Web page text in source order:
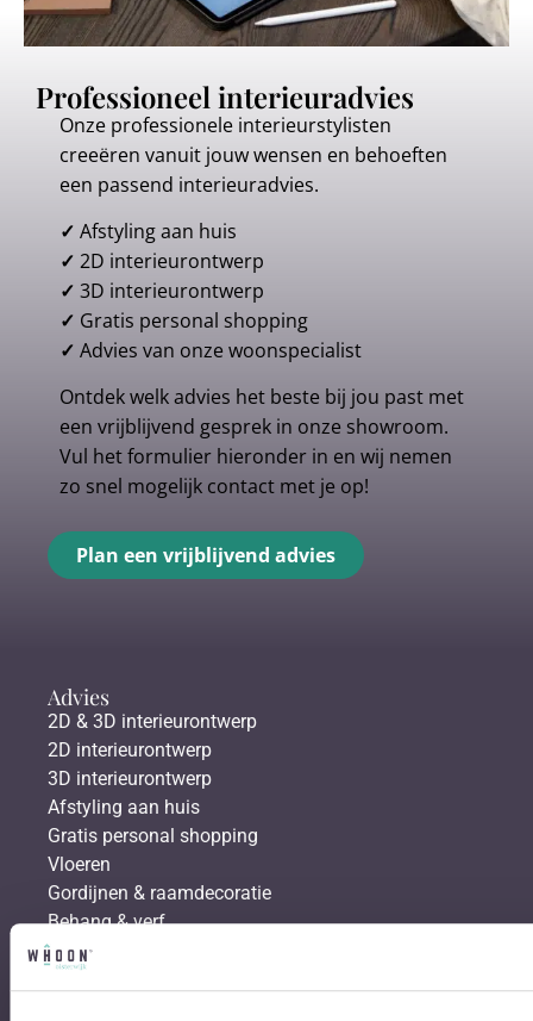
Professioneel interieuradvies
Onze professionele interieurstylisten
creeëren vanuit jouw wensen en behoeften
een passend interieuradvies.
✓ Afstyling aan huis
✓ 2D interieurontwerp
✓ 3D interieurontwerp
✓ Gratis personal shopping
✓ Advies van onze woonspecialist
Ontdek welk advies het beste bij jou past met
een vrijblijvend gesprek in onze showroom.
Vul het formulier hieronder in en wij nemen
zo snel mogelijk contact met je op!
Plan een vrijblijvend advies
Advies
2D & 3D interieurontwerp
2D interieurontwerp
3D interieurontwerp
Afstyling aan huis
Gratis personal shopping
Vloeren
Gordijnen & raamdecoratie
Behang & verf
Bestsellers
Hoekbanken